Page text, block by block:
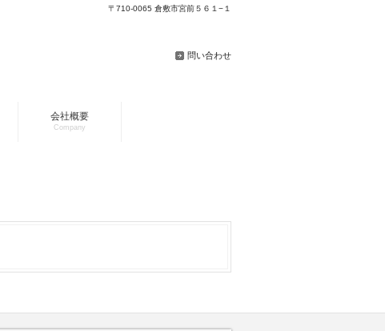
〒710-0065 倉敷市宮前５６１−１
問い合わせ
会社概要
Company